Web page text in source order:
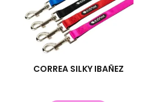
CORREA SILKY IBAÑEZ